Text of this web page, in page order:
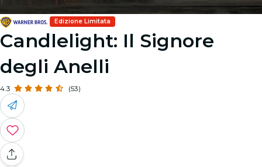
Edizione Limitata
Candlelight: Il Signore
degli Anelli
4.3 (53)